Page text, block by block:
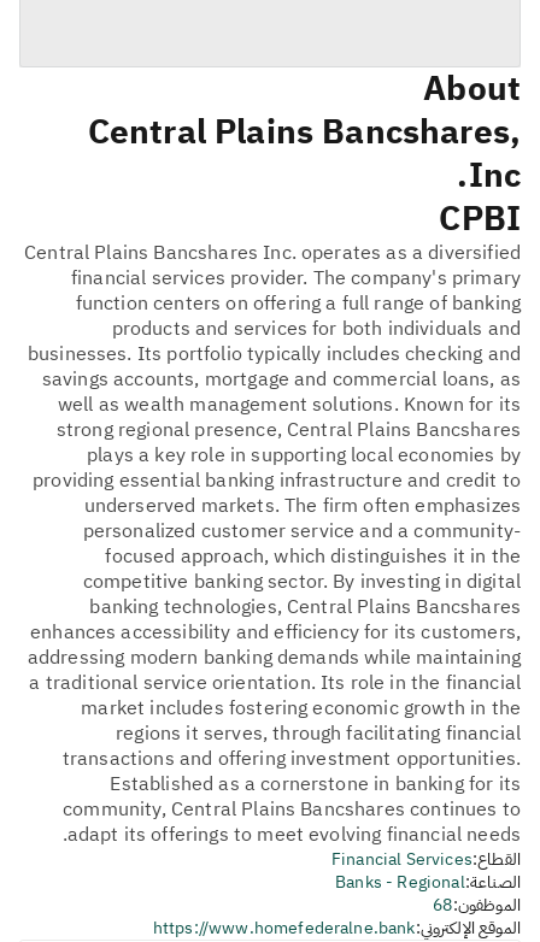
About
Central Plains Bancshares,
Inc.
CPBI
Central Plains Bancshares Inc. operates as a diversified
financial services provider. The company's primary
function centers on offering a full range of banking
products and services for both individuals and
businesses. Its portfolio typically includes checking and
savings accounts, mortgage and commercial loans, as
well as wealth management solutions. Known for its
strong regional presence, Central Plains Bancshares
plays a key role in supporting local economies by
providing essential banking infrastructure and credit to
underserved markets. The firm often emphasizes
personalized customer service and a community-
focused approach, which distinguishes it in the
competitive banking sector. By investing in digital
banking technologies, Central Plains Bancshares
enhances accessibility and efficiency for its customers,
addressing modern banking demands while maintaining
a traditional service orientation. Its role in the financial
market includes fostering economic growth in the
regions it serves, through facilitating financial
transactions and offering investment opportunities.
Established as a cornerstone in banking for its
community, Central Plains Bancshares continues to
adapt its offerings to meet evolving financial needs.
القطاع:Financial Services
الصناعة:Banks - Regional
الموظفون:68
الموقع الإلكتروني:https://www.homefederalne.bank